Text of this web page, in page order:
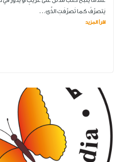
يَتصرَّفُ كما تَصرَّفَتِ الذِّئ...
اقرأ المزيد